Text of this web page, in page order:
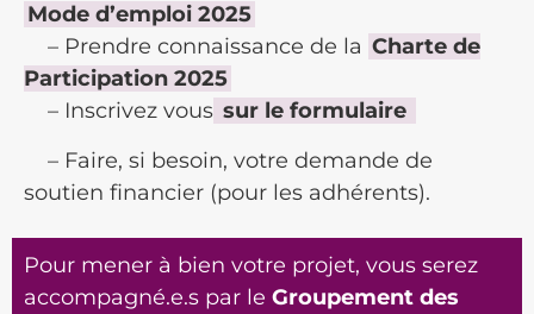
Mode d’emploi 2025
– Prendre connaissance de la Charte de
Participation 2025
– Inscrivez vous sur le formulaire
– Faire, si besoin, votre demande de
soutien financier (pour les adhérents).
Pour mener à bien votre projet, vous serez
accompagné.e.s par le Groupement des